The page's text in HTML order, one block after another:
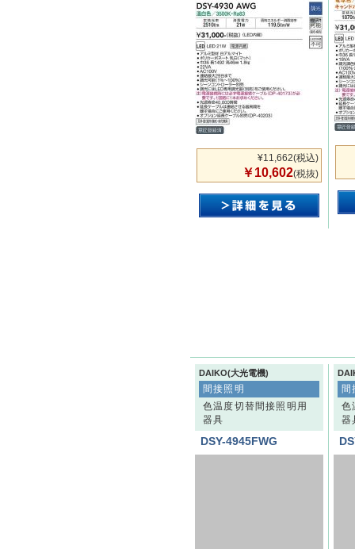
¥11,662(税込)
￥10,602(税抜)
DAIKO(大光電機)
間接照明
色温度切替間接照明用
器具
DSY-4945FWG
間
色
器